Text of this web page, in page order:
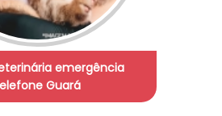
emergência
Guará